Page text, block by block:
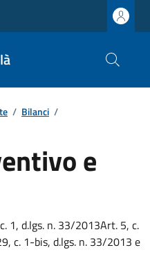
/ Bilanci /
e
1, d.lgs. n. 33/2013Art. 5, c.
c. 1-bis, d.lgs. n. 33/2013 e